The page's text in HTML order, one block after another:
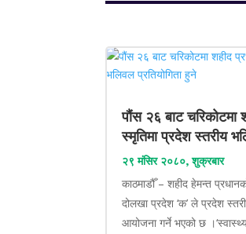
पौंस २६ बाट चरिकोटमा
स्मृतिमा प्रदेश स्तरीय
२९ मंसिर २०८०, शुक्रबार
काठमाडौँ – शहीद हेमन्त
दोलखा प्रदेश ‘क’ ले प्रदेश
आयोजना गर्ने भएको छ